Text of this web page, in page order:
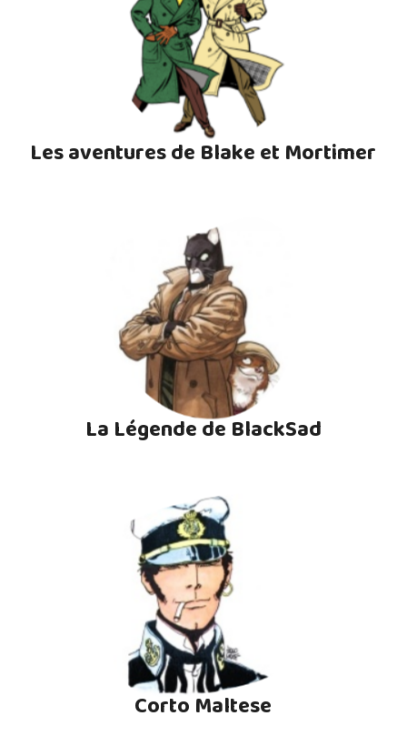
Les aventures de Blake et Mortimer
La Légende de BlackSad
Corto Maltese